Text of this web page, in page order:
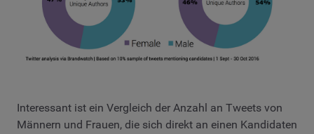
Interessant ist ein Vergleich der Anzahl an Tweets von
Männern und Frauen, die sich direkt an einen Kandidaten